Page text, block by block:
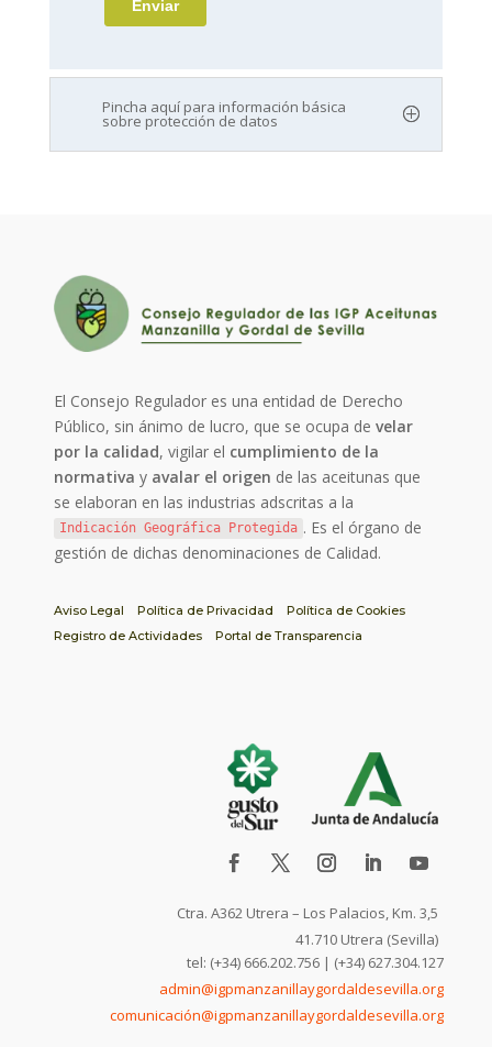
Pincha aquí para información básica
sobre protección de datos
El Consejo Regulador es una entidad de Derecho
Público, sin ánimo de lucro, que se ocupa develar
por la calidad, vigilar el cumplimiento de la
normativa y avalar el origen de las aceitunas que
se elaboran en las industrias adscritas a la
Indicación Geográfica Protegida . Es el órgano de
gestión de dichas denominaciones de Calidad.
Aviso Legal Política de Privacidad
Política de Cookies
Registro de Actividades
Portal de Transparencia
Ctra. A362 Utrera – Los Palacios, Km. 3,5
41.710 Utrera (Sevilla)
tel: (+34) 666.202.756 | (+34) 627.304.127
admin@igpmanzanillaygordaldesevilla.org
comunicación@igpmanzanillaygordaldesevilla.org